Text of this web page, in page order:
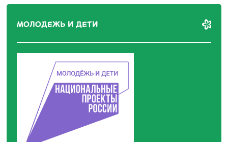
МОЛОДЕЖЬ И ДЕТИ